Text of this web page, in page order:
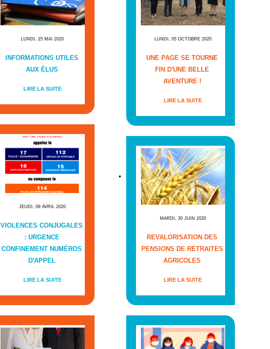
LUNDI, 25 MAI 2020
INFORMATIONS UTILES
AUX ÉLUS
LIRE LA SUITE
JEUDI, 09 AVRIL 2020
VIOLENCES CONJUGALES
: URGENCE
CONFINEMENT NUMÉROS
D'APPEL
LIRE LA SUITE
LUNDI, 05 OCTOBRE 2020
UNE PAGE SE TOURNE
FIN D'UNE BELLE
AVENTURE !
LIRE LA SUITE
MARDI, 30 JUIN 2020
REVALORISATION DES
PENSIONS DE RETRAITES
AGRICOLES
LIRE LA SUITE